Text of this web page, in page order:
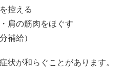
控える
肩の筋肉をほぐす
補給）
状が和らぐことがあります。